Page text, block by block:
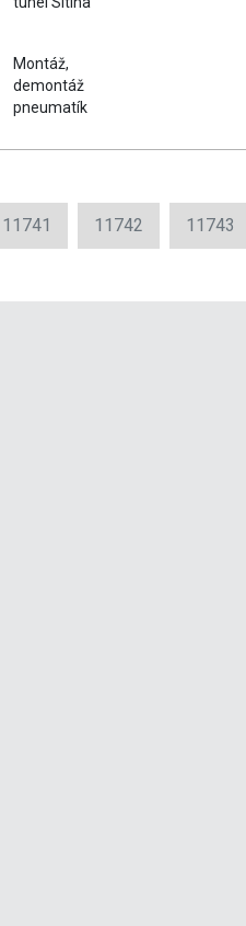
Montáž,
demontáž
pneumatík
11741 11742 11743